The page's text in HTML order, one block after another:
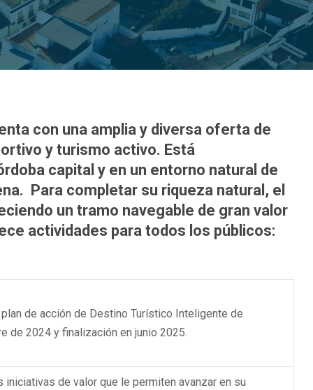
con una amplia y diversa oferta de
y turismo activo. Está
capital y en un entorno natural de
Para completar su riqueza natural, el
un tramo navegable de gran valor
actividades para todos los públicos:
de acción de Destino Turístico Inteligente de
de 2024 y finalización en junio 2025.
de valor que le permiten avanzar en su